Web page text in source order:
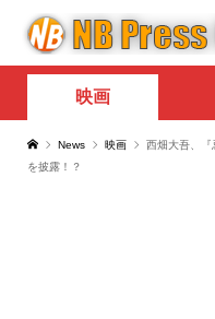
映画
News 映画
西畑大吾、『
を披露！？